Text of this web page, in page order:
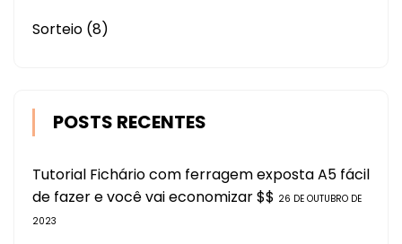
Sorteio (8)
POSTS RECENTES
Tutorial Fichário com ferragem exposta A5 fácil
de fazer e você vai economizar $$ 26 DE OUTUBRO DE
2023